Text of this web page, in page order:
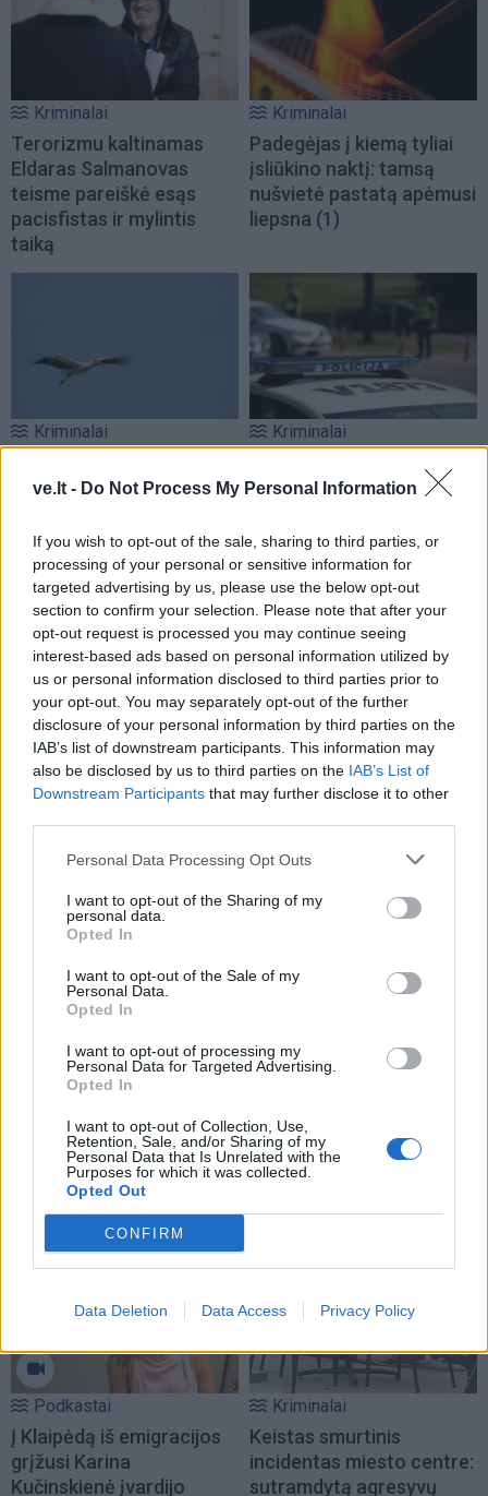
ve.lt - Do Not Process My Personal Information
If you wish to opt-out of the sale, sharing to third parties, or
processing of your personal or sensitive information for
targeted advertising by us, please use the below opt-out
section to confirm your selection. Please note that after your
opt-out request is processed you may continue seeing
interest-based ads based on personal information utilized by
us or personal information disclosed to third parties prior to
your opt-out. You may separately opt-out of the further
disclosure of your personal information by third parties on the
IAB’s list of downstream participants. This information may
also be disclosed by us to third parties on the IAB’s List of
Downstream Participants that may further disclose it to other
Personal Data Processing Opt Outs
I want to opt-out of the Sharing of my
personal data.
Opted In
I want to opt-out of the Sale of my
Personal Data.
Opted In
I want to opt-out of processing my
Personal Data for Targeted Advertising.
Opted In
I want to opt-out of Collection, Use,
Retention, Sale, and/or Sharing of my
Personal Data that Is Unrelated with the
Purposes for which it was collected.
Opted Out
CONFIRM
Data Deletion Data Access Privacy Policy
Kriminalai
Terorizmu kaltinamas
Eldaras Salmanovas
teisme pareiškė esąs
pacisfistas ir mylintis
taiką
Kriminalai
Padegėjas į kiemą tyliai
įsliūkino naktį: tamsą
nušvietė pastatą apėmusi
liepsna (1)
Kriminalai
pasekėjas nušovė gandrą
Kriminalai
priklauso kitiems:
privertė griebtis smurto
Kriminalai
Sukčiai nesnaudžia:
naudojasi dėl kietojo kuro
kilusiu ažiotažu
Kriminalai
Gaisras automobilių
pardavimo aikštelėje:
sudegė ne tik namelis ant
ratų
NAUJI
Podkastai
Į Klaipėdą iš emigracijos
grįžusi Karina
Kučinskienė įvardijo
Kriminalai
Keistas smurtinis
incidentas miesto centre:
sutramdytą agresyvų